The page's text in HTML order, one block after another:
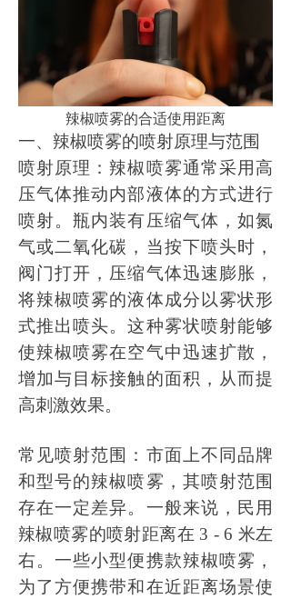
辣椒喷雾的合适使用距离
一、辣椒喷雾的喷射原理与范围
喷射原理：辣椒喷雾通常采用高
压气体推动内部液体的方式进行
喷射。瓶内装有压缩气体，如氮
气或二氧化碳，当按下喷头时，
阀门打开，压缩气体迅速膨胀，
将辣椒喷雾的液体成分以雾状形
式推出喷头。这种雾状喷射能够
使辣椒喷雾在空气中迅速扩散，
增加与目标接触的面积，从而提
高刺激效果。
常见喷射范围：市面上不同品牌
和型号的辣椒喷雾，其喷射范围
存在一定差异。一般来说，民用
辣椒喷雾的喷射距离在 3 - 6 米左
右。一些小型便携款辣椒喷雾，
为了方便携带和在近距离场景使